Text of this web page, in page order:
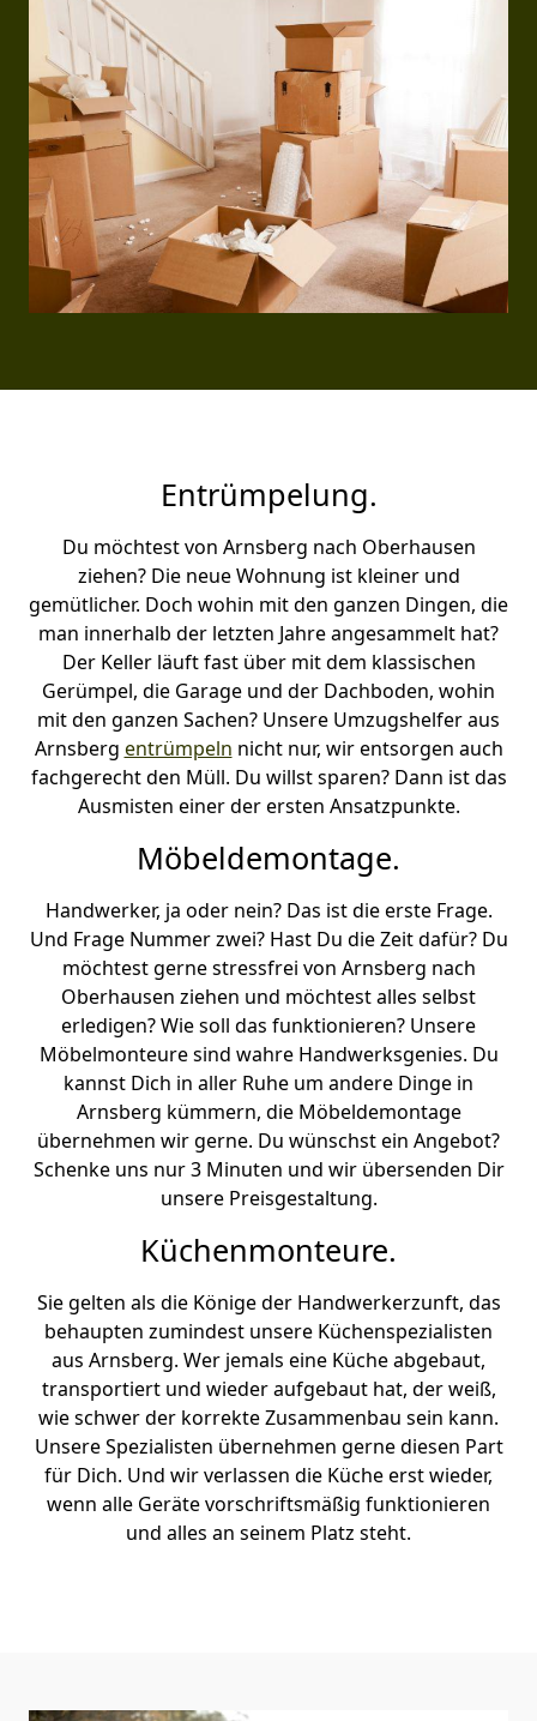
Entrümpelung.
Du möchtest von Arnsberg nach Oberhausen
ziehen? Die neue Wohnung ist kleiner und
gemütlicher. Doch wohin mit den ganzen Dingen, die
man innerhalb der letzten Jahre angesammelt hat?
Der Keller läuft fast über mit dem klassischen
Gerümpel, die Garage und der Dachboden, wohin
mit den ganzen Sachen? Unsere Umzugshelfer aus
Arnsberg entrümpeln nicht nur, wir entsorgen auch
fachgerecht den Müll. Du willst sparen? Dann ist das
Ausmisten einer der ersten Ansatzpunkte.
Möbeldemontage.
Handwerker, ja oder nein? Das ist die erste Frage.
Und Frage Nummer zwei? Hast Du die Zeit dafür? Du
möchtest gerne stressfrei von Arnsberg nach
Oberhausen ziehen und möchtest alles selbst
erledigen? Wie soll das funktionieren? Unsere
Möbelmonteure sind wahre Handwerksgenies. Du
kannst Dich in aller Ruhe um andere Dinge in
Arnsberg kümmern, die Möbeldemontage
übernehmen wir gerne. Du wünschst ein Angebot?
Schenke uns nur 3 Minuten und wir übersenden Dir
unsere Preisgestaltung.
Küchenmonteure.
Sie gelten als die Könige der Handwerkerzunft, das
behaupten zumindest unsere Küchenspezialisten
aus Arnsberg. Wer jemals eine Küche abgebaut,
transportiert und wieder aufgebaut hat, der weiß,
wie schwer der korrekte Zusammenbau sein kann.
Unsere Spezialisten übernehmen gerne diesen Part
für Dich. Und wir verlassen die Küche erst wieder,
wenn alle Geräte vorschriftsmäßig funktionieren
und alles an seinem Platz steht.